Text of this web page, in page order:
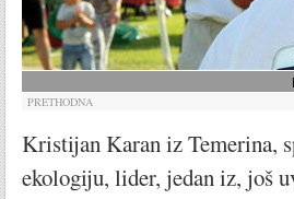
PRETHODNA
Kristijan Karan iz Temerina,
ekologiju, lider, jedan iz, još